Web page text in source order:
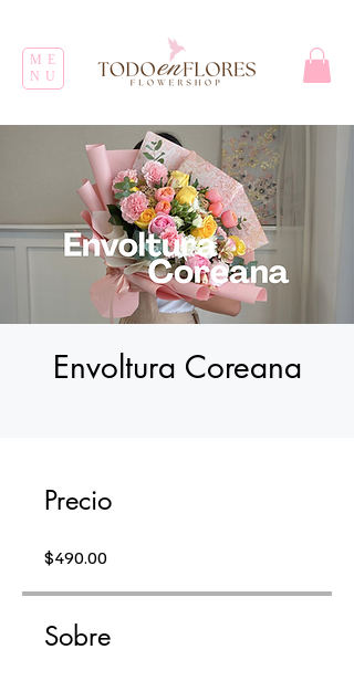
ME
NU
Envoltura Coreana
Precio
$490.00
Sobre